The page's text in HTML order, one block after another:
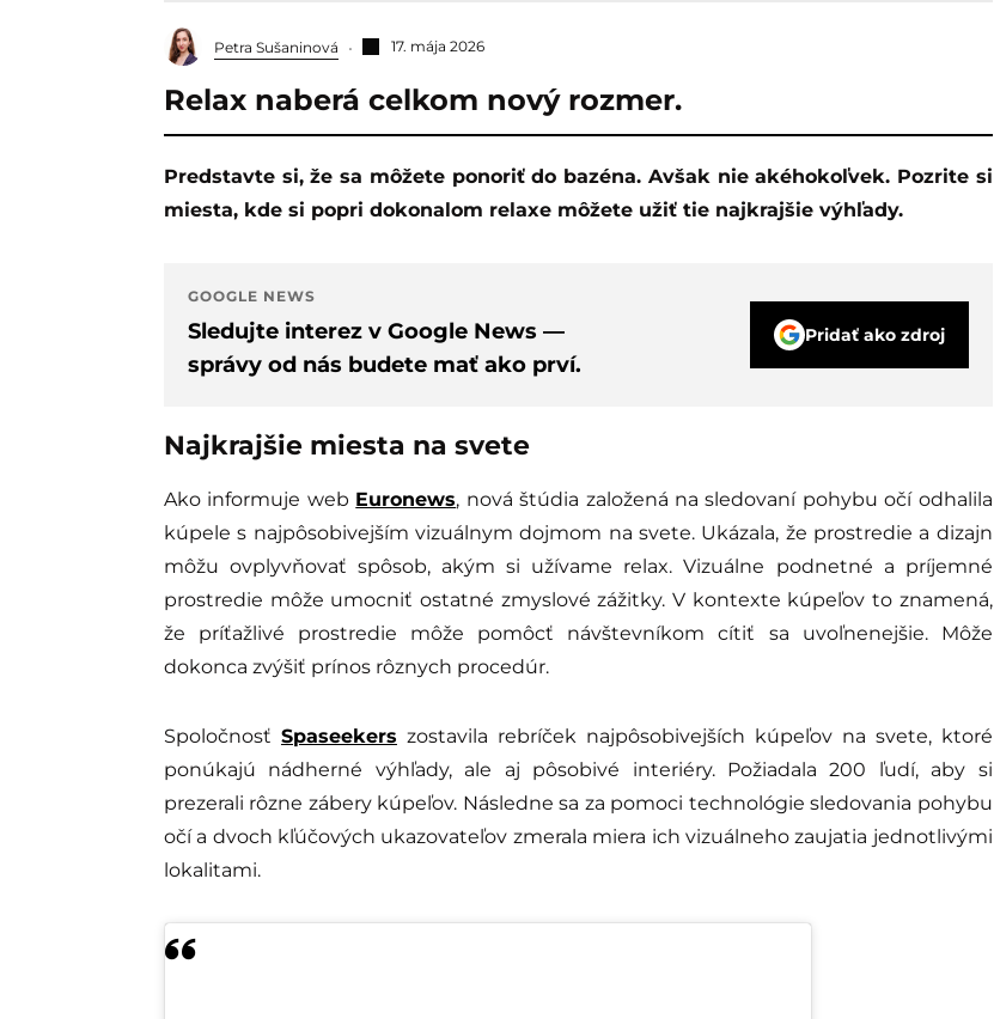
Petra Sušaninová 17. mája 2026
Relax naberá celkom nový rozmer.
Predstavte si, že sa môžete ponoriť do bazéna. Avšak nie akéhokoľvek. Pozrite si
miesta, kde si popri dokonalom relaxe môžete užiť tie najkrajšie výhľady.
GOOGLE NEWS
Sledujte interez v Google News —
správy od nás budete mať ako prví.
Pridať ako zdroj
Najkrajšie miesta na svete
Ako informuje web Euronews, nová štúdia založená na sledovaní pohybu očí odhalila
kúpele s najpôsobivejším vizuálnym dojmom na svete. Ukázala, že prostredie a dizajn
môžu ovplyvňovať spôsob, akým si užívame relax. Vizuálne podnetné a príjemné
prostredie môže umocniť ostatné zmyslové zážitky. V kontexte kúpeľov to znamená,
že príťažlivé prostredie môže pomôcť návštevníkom cítiť sa uvoľnenejšie. Môže
dokonca zvýšiť prínos rôznych procedúr.
Spoločnosť Spaseekers zostavila rebríček najpôsobivejších kúpeľov na svete, ktoré
ponúkajú nádherné výhľady, ale aj pôsobivé interiéry. Požiadala 200 ľudí, aby si
prezerali rôzne zábery kúpeľov. Následne sa za pomoci technológie sledovania pohybu
očí a dvoch kľúčových ukazovateľov zmerala miera ich vizuálneho zaujatia jednotlivými
lokalitami.